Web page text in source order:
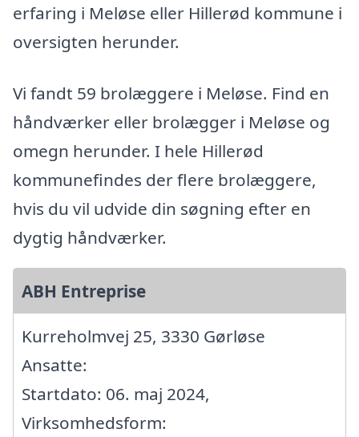
erfaring i Meløse eller Hillerød kommune i
oversigten herunder.
Vi fandt 59 brolæggere i Meløse. Find en
håndværker eller brolægger i Meløse og
omegn herunder. I hele Hillerød
kommunefindes der flere brolæggere,
hvis du vil udvide din søgning efter en
dygtig håndværker.
ABH Entreprise
Kurreholmvej 25, 3330 Gørløse
Ansatte:
Startdato: 06. maj 2024,
Virksomhedsform: